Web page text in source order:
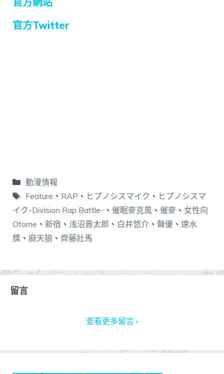
官方Twitter
動漫情報
Feature 、 RAP 、 ヒプノシスマイク 、 ヒプノシスマ
イク-Division Rap Battle- 、 催眠麥克風 、 催麥 、 女性向
Otome 、 新宿 、 浅沼晋太郎 、 白井悠介 、 聲優 、 速水
獎 、 麻天狼 、 齊藤壯馬
留言
查看更多留言 ›